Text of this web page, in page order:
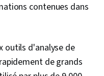
contenues dans
outils d'analyse de
de grands